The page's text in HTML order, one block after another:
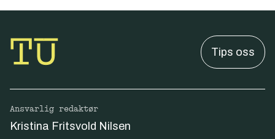
Tips oss
Ansvarlig redaktør
Kristina Fritsvold Nilsen